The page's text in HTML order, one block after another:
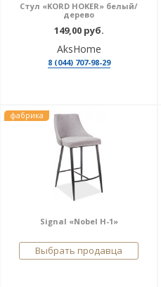
Стул «KORD HOKER» белый/
дерево
149,00 руб.
AksHome
8 (044) 707-98-29
фабрика
Signal «Nobel H-1»
Выбрать продавца